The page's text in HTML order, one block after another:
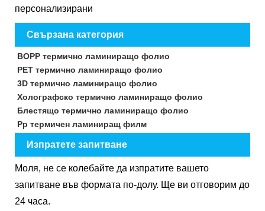
персонализирани
Свързана категория
BOPP термично ламиниращо фолио
PET термично ламиниращо фолио
3D термично ламиниращо фолио
Холографско термично ламиниращо фолио
Блестящо термично ламиниращо фолио
Pp термичен ламиниращ филм
Изпратете запитване
Моля, не се колебайте да изпратите вашето
запитване във формата по-долу. Ще ви отговорим до
24 часа.